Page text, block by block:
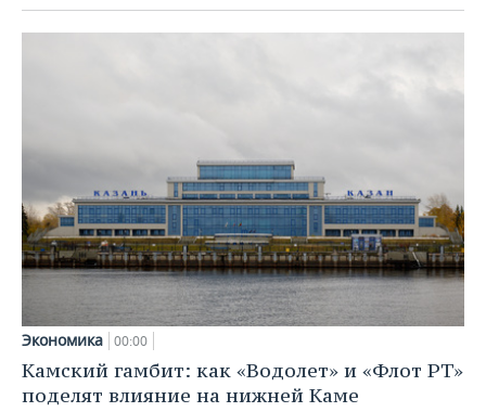
Экономика 00:00
Камский гамбит: как «Водолет» и «Флот РТ»
поделят влияние на нижней Каме